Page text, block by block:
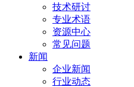
技术研讨
专业术语
资源中心
常见问题
新闻
企业新闻
行业动态